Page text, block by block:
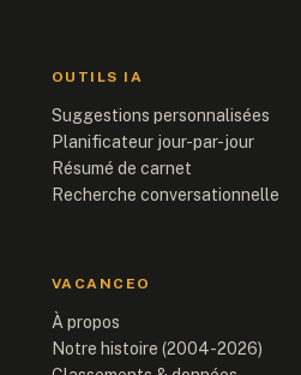
OUTILS IA
Suggestions personnalisées
Planificateur jour-par-jour
Résumé de carnet
Recherche conversationnelle
VACANCEO
À propos
Notre histoire (2004-2026)